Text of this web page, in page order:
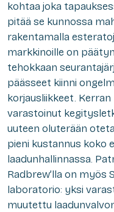
kohtaa joka
pitää se kunnossa
rakentamalla
markkinoille on
tehokkaan
päässeet kiinni
korjausliikkeet.
varastoinut
uuteen oluterään
pieni kustannus koko
laadunhallinnassa.
Radbrew’lla on myös
laboratorio: yksi
muutettu